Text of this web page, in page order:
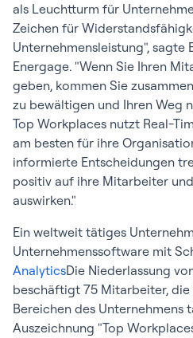
als Leuchtturm für
Zeichen für
Unternehmensleistung", sagte
Energage. "Wenn Sie Ihren
geben, kommen Sie
zu bewältigen und Ihren Weg
Top Workplaces nutzt Real-
am besten für ihre
informierte Entscheidungen
positiv auf ihre Mitarbeiter
auswirken."
Ein weltweit tätiges
Unternehmenssoftware mit
AnalyticsDie Niederlassung
beschäftigt 75 Mitarbeiter, die
Bereichen des Unternehmens
Auszeichnung "Top